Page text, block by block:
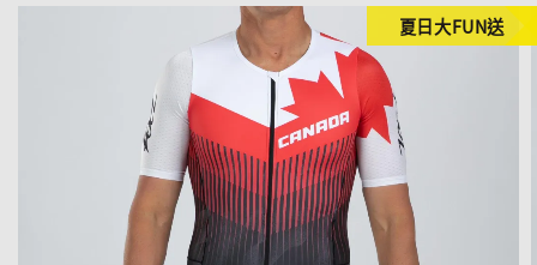
夏日大FUN送